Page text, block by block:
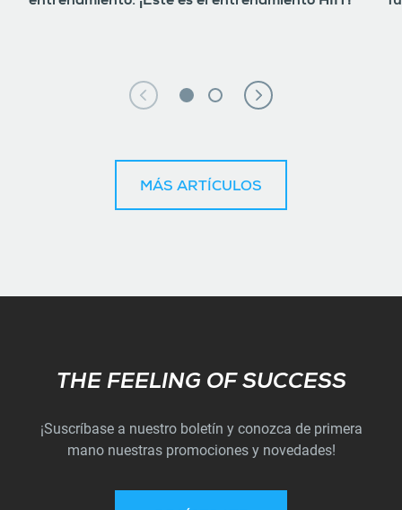
MÁS ARTÍCULOS
Subscribe
THE FEELING OF SUCCESS
¡Suscríbase a nuestro boletín y conozca de primera
mano nuestras promociones y novedades!